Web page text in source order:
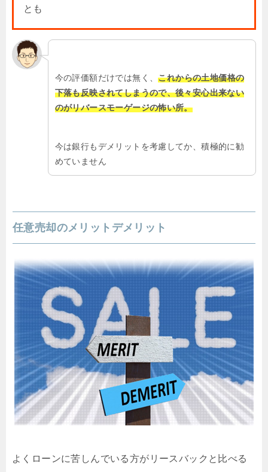
とも
今の評価額だけでは無く、これからの土地価格の
下落も反映されてしまうので、後々安心出来ない
のがリバースモーゲージの怖い所。
今は銀行もデメリットを考慮してか、積極的に勧
めていません
任意売却のメリットデメリット
よくローンに苦しんでいる方がリースバックと比べる